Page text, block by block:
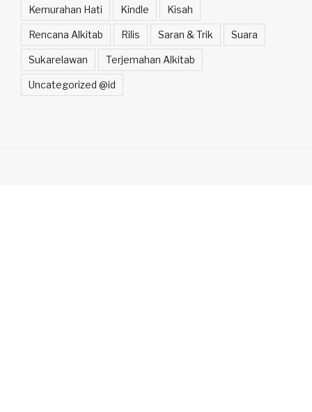
Kemurahan Hati Kindle Kisah
Rencana Alkitab Rilis Saran & Trik Suara
Sukarelawan Terjemahan Alkitab
Uncategorized @id